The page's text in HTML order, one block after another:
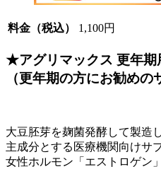
料金（税込） 1,100円
★アグリマックス 更年期
（更年期の方にお勧めの
大豆胚芽を麹菌発酵して製造
主成分とする医療機関向けサ
女性ホルモン「エストロゲン